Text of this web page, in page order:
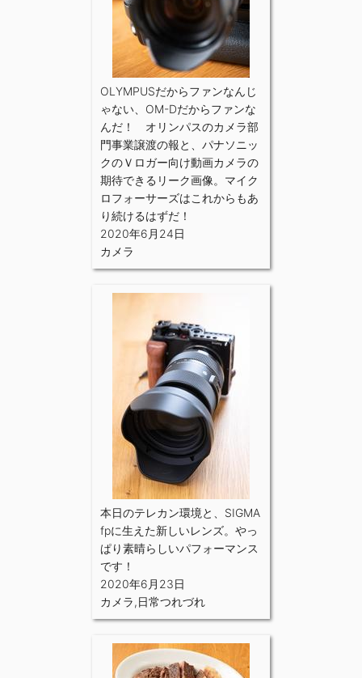
OLYMPUSだからファンなんじ
ゃない、OM-Dだからファンな
んだ！ オリンパスのカメラ部
門事業譲渡の報と、パナソニッ
クのＶロガー向け動画カメラの
期待できるリーク画像。マイク
ロフォーサーズはこれからもあ
り続けるはずだ！
2020年6月24日
カメラ
本日のテレカン環境と、SIGMA
fpに生えた新しいレンズ。やっ
ぱり素晴らしいパフォーマンス
です！
2020年6月23日
カメラ,日常つれづれ